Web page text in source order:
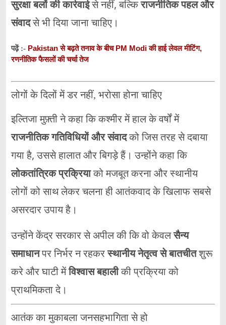
सुरक्षा बलों की कार्रवाईसे नहीं, बल्किराजनीतिक पहल और
संवादसे भी दिया जाना चाहिए।
पढ़ें :- Pakistan से बढ़ते तनाव के बीच PM Modi की हाई लेवल मीटिंग,
रणनीतिक फैसलों की चर्चा तेज
लोगों के दिलों में डर नहीं, भरोसा होना चाहिए
इल्तिजा मुफ़्ती ने कहा कि कश्मीर में हाल के वर्षों में
राजनीतिक गतिविधियों और संवादको जिस तरह से दबाया
गया है, उससे हालात और बिगड़े हैं। उन्होंने कहा कि
लोकतांत्रिक प्रक्रियाको मजबूत करना और स्थानीय
लोगों को साथ लेकर चलना ही आतंकवाद के खिलाफ सबसे
असरदार उपाय है।
उन्होंने केंद्र सरकार से अपील की कि वो केवलसैन्य
समाधानपर निर्भर न रहकरस्थानीय नेतृत्व से बातचीतशुरू
करे और घाटी मेंविश्वास बहालीकी प्रक्रिया को
प्राथमिकता दे।
आतंक का मुकाबला जनसहभागिता से हो